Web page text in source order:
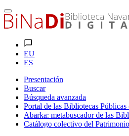
EU
ES
Presentación
Buscar
Búsqueda avanzada
Portal de las Bibliotecas Públicas
Abarka: metabuscador de las
Catálogo colectivo del